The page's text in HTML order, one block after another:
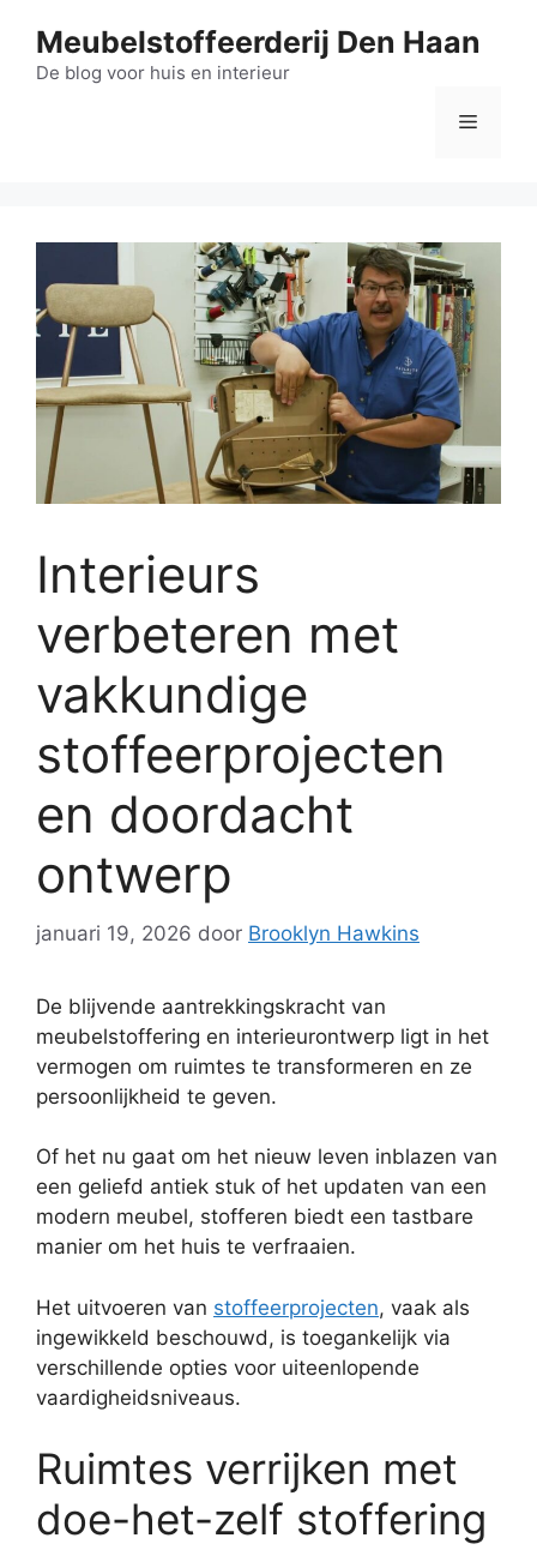
Meubelstoffeerderij Den Haan
De blog voor huis en interieur
Menu
Interieurs
verbeteren met
vakkundige
stoffeerprojecten
en doordacht
ontwerp
januari 19, 2026 door Brooklyn Hawkins
De blijvende aantrekkingskracht van
meubelstoffering en interieurontwerp ligt in het
vermogen om ruimtes te transformeren en ze
persoonlijkheid te geven.
Of het nu gaat om het nieuw leven inblazen van
een geliefd antiek stuk of het updaten van een
modern meubel, stofferen biedt een tastbare
manier om het huis te verfraaien.
Het uitvoeren van stoffeerprojecten, vaak als
ingewikkeld beschouwd, is toegankelijk via
verschillende opties voor uiteenlopende
vaardigheidsniveaus.
Ruimtes verrijken met
doe-het-zelf stoffering